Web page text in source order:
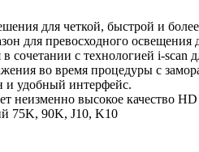
для четкой, быстрой и
для превосходного освещения
сочетании с технологией i-scan
во время процедуры с
удобный интерфейс.
неизменно высокое качество
75K, 90K, J10, K10